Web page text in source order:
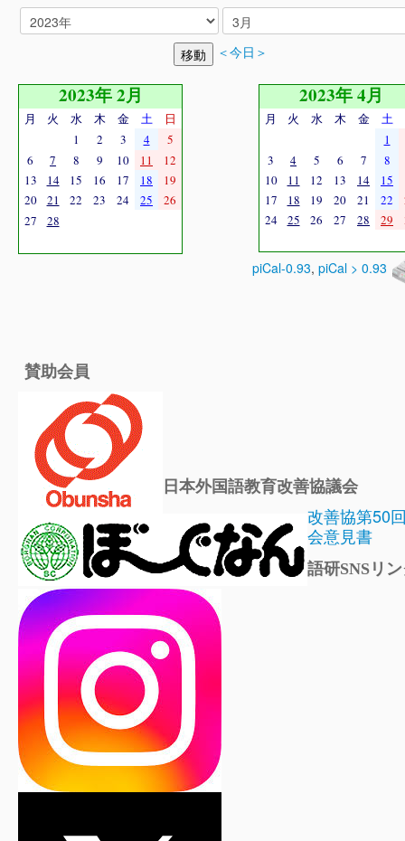
＜今日＞
2023年 2月
月 火 水 木 金 土
日
1
2 3 4
5
6
7 8 9 10 11
12
13
14 15 16 17 18
19
20
21 22 23 24 25
26
27
28
2023年 4月
月 火 水 木 金 土
1
3
4 5 6 7
8
10
11 12 13 14 15
17
18 19 20 21 22
24
25 26 27 28 29
piCal-0.93, piCal > 0.93
賛助会員
日本外国語教育改善協議会
改善協第50
会意見書
語研SNSリ